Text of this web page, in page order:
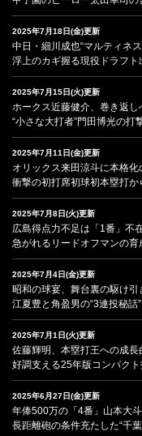
2025年7月18日(金)更新
中日・細川成也“マルティネ
浮上のカギ握る現役ドラフト
2025年7月15日(火)更新
ホークス近藤健介、巻き返し
“小さな大打者”門田博光の打
2025年7月11日(金)更新
オリックス来田涼斗に本格化
衝撃の初打席初球初本塁打か
2025年7月8日(火)更新
広島得点力不足は「1番」不
急がれるリードオフマンの育
2025年7月4日(金)更新
昭和の球宴、舞台裏の駆け引
江夏豊と角盈男の“3連投秘話”
2025年7月1日(火)更新
佐藤輝明、本塁打王への成長
好調支える25年版コンパク
2025年6月27日(金)更新
年俸500万の「4番」山本大
長距離砲の条件充たした“千